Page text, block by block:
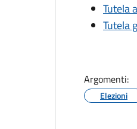
Tutela
Tutela
Argomenti:
Elezioni